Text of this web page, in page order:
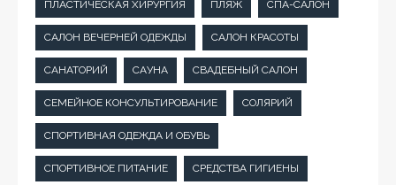
ПЛАСТИЧЕСКАЯ ХИРУРГИЯ ПЛЯЖ СПА-САЛОН
САЛОН ВЕЧЕРНЕЙ ОДЕЖДЫ САЛОН КРАСОТЫ
САНАТОРИЙ САУНА СВАДЕБНЫЙ САЛОН
СЕМЕЙНОЕ КОНСУЛЬТИРОВАНИЕ СОЛЯРИЙ
СПОРТИВНАЯ ОДЕЖДА И ОБУВЬ
СПОРТИВНОЕ ПИТАНИЕ СРЕДСТВА ГИГИЕНЫ